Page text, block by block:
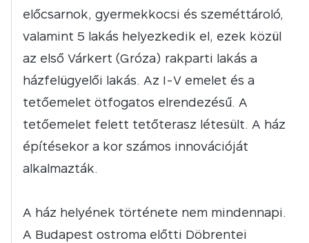
előcsarnok, gyermekkocsi és szeméttároló,
valamint 5 lakás helyezkedik el, ezek közül
az első Várkert (Gróza) rakparti lakás a
házfelügyelői lakás. Az I-V emelet és a
tetőemelet ötfogatos elrendezésű. A
tetőemelet felett tetőterasz létesült. A ház
építésekor a kor számos innovációját
alkalmazták.
A ház helyének története nem mindennapi.
A Budapest ostroma előtti Döbrentei